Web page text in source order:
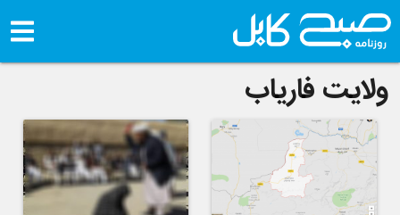
ولایت فاریاب